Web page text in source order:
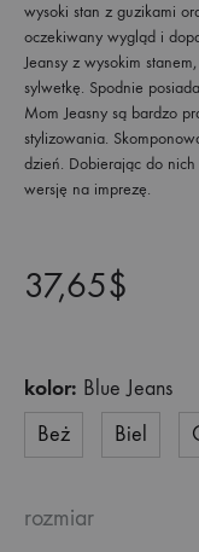
wysoki stan z guzikami
oczekiwany wygląd i
Jeansy z wysokim
sylwetkę. Spodnie
Mom Jeasny są bardzo
stylizowania.
dzień. Dobierając do
wersję na imprezę.
37,65$
kolor: Blue Jeans
Beż
Biel
rozmiar